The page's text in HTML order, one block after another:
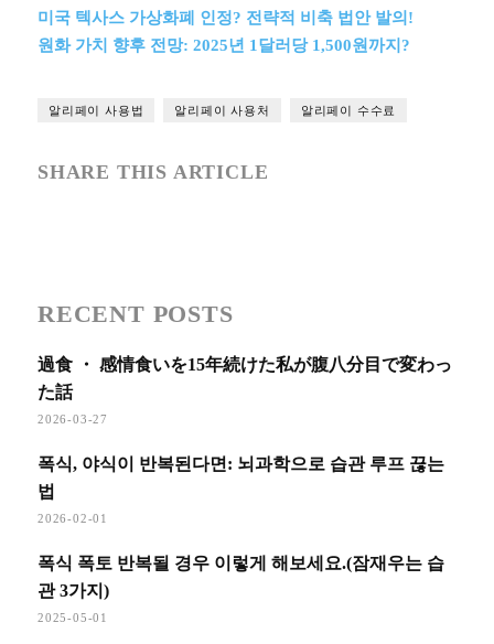
미국 텍사스 가상화폐 인정? 전략적 비축 법안 발의!
원화 가치 향후 전망: 2025년 1달러당 1,500원까지?
알리페이 사용법 알리페이 사용처 알리페이 수수료
SHARE THIS ARTICLE
RECENT POSTS
過食 ・ 感情食いを15年続けた私が腹八分目で変わっ
た話
2026-03-27
폭식, 야식이 반복된다면: 뇌과학으로 습관 루프 끊는
법
2026-02-01
폭식 폭토 반복될 경우 이렇게 해보세요.(잠재우는 습
관 3가지)
2025-05-01